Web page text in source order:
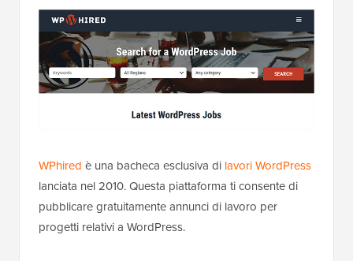
WPhired è una bacheca esclusiva di lavori WordPress
lanciata nel 2010. Questa piattaforma ti consente di
pubblicare gratuitamente annunci di lavoro per
progetti relativi a WordPress.